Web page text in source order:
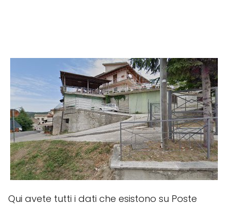
Qui avete tutti i dati che esistono su Poste